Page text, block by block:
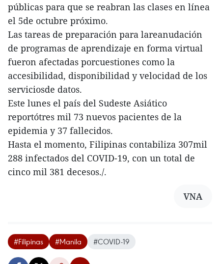
públicas para que se reabran las clases en línea
el 5de octubre próximo.
Las tareas de preparación para lareanudación
de programas de aprendizaje en forma virtual
fueron afectadas porcuestiones como la
accesibilidad, disponibilidad y velocidad de los
serviciosde datos.
Este lunes el país del Sudeste Asiático
reportótres mil 73 nuevos pacientes de la
epidemia y 37 fallecidos.
Hasta el momento, Filipinas contabiliza 307mil
288 infectados del COVID-19, con un total de
cinco mil 381 decesos./.
VNA
#Filipinas #Manila #COVID-19